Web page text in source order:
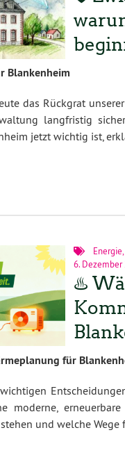
Blankenheim
das Rückgrat
langfristig
jetzt wichtig ist,
Energie
6. Dezember
♨️
für
moderne,
und welche Wege